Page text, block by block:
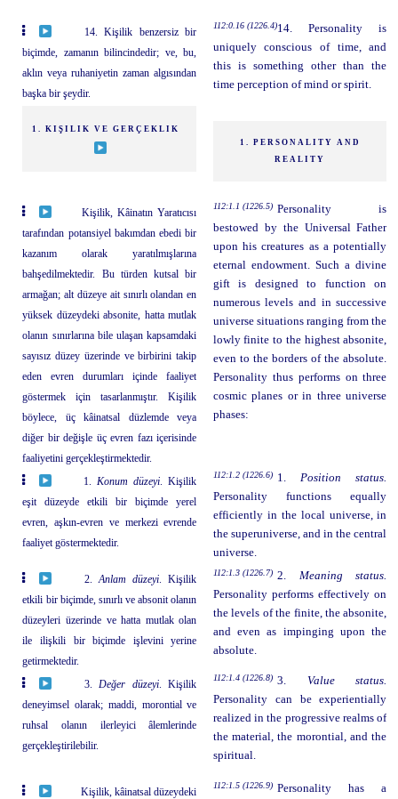
14. Kişilik benzersiz bir
biçimde, zamanın bilincindedir; ve, bu,
aklın veya ruhaniyetin zaman algısından
başka bir şeydir.
112:0.16 (1226.4)14. Personality is
uniquely conscious of time, and
this is something other than the
time perception of mind or spirit.
1. KIŞILIK VE GERÇEKLIK
1. PERSONALITY AND
REALITY
Kişilik, Kâinatın Yaratıcısı
tarafından potansiyel bakımdan ebedi bir
kazanım olarak yaratılmışlarına
bahşedilmektedir. Bu türden kutsal bir
armağan; alt düzeye ait sınırlı olandan en
yüksek düzeydeki absonite, hatta mutlak
olanın sınırlarına bile ulaşan kapsamdaki
sayısız düzey üzerinde ve birbirini takip
eden evren durumları içinde faaliyet
göstermek için tasarlanmıştır. Kişilik
böylece, üç kâinatsal düzlemde veya
diğer bir değişle üç evren fazı içerisinde
faaliyetini gerçekleştirmektedir.
112:1.1 (1226.5) Personality is
bestowed by the Universal Father
upon his creatures as a potentially
eternal endowment. Such a divine
gift is designed to function on
numerous levels and in successive
universe situations ranging from the
lowly finite to the highest absonite,
even to the borders of the absolute.
Personality thus performs on three
cosmic planes or in three universe
phases:
1. Konum düzeyi. Kişilik
eşit düzeyde etkili bir biçimde yerel
evren, aşkın-evren ve merkezi evrende
faaliyet göstermektedir.
112:1.2 (1226.6) 1.Position status.
Personality functions equally
efficiently in the local universe, in
the superuniverse, and in the central
universe.
2. Anlam düzeyi. Kişilik
etkili bir biçimde, sınırlı ve absonit olanın
düzeyleri üzerinde ve hatta mutlak olan
ile ilişkili bir biçimde işlevini yerine
getirmektedir.
112:1.3 (1226.7) 2. Meaning status.
Personality performs effectively on
the levels of the finite, the absonite,
and even as impinging upon the
absolute.
3. Değer düzeyi. Kişilik
deneyimsel olarak; maddi, morontial ve
ruhsal olanın ilerleyici âlemlerinde
gerçekleştirilebilir.
112:1.4 (1226.8) 3. Value status.
Personality can be experientially
realized in the progressive realms of
the material, the morontial, and the
spiritual.
Kişilik, kâinatsal düzeydeki
112:1.5 (1226.9) Personality has a